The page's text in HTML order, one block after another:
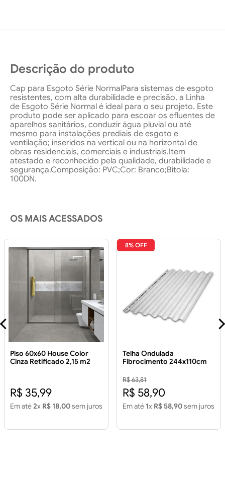
Descrição do produto
Cap para Esgoto Série NormalPara sistemas de esgoto
resistentes, com alta durabilidade e precisão, a Linha
de Esgoto Série Normal é ideal para o seu projeto. Este
produto pode ser aplicado para escoar os efluentes de
aparelhos sanitários, conduzir água pluvial ou até
mesmo para instalações prediais de esgoto e
ventilação; inseridos na vertical ou na horizontal de
obras residenciais, comerciais e industriais.Item
atestado e reconhecido pela qualidade, durabilidade e
segurança.Composição: PVC;Cor: Branco;Bitola:
100DN.
OS MAIS ACESSADOS
Piso 60x60 House Color
Cinza Retificado 2,15 m2
R$ 35,99
Em até2x R$ 18,00sem juros
8% OFF
Telha Ondulada
Fibrocimento 244x110cm
R$ 63,81
R$ 58,90
Em até 1x R$ 58,90sem juros